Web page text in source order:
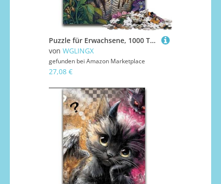
Puzzle für Erwachsene, 1000 Teile, Eulenblumen, Holzpuzzle für Erwachsene, interaktives Familienspiel, Gehirn-Herausforderungsgeschenk (Größe 50x75cm)
von WGLINGX
gefunden bei Amazon Marketplace
27,08 €